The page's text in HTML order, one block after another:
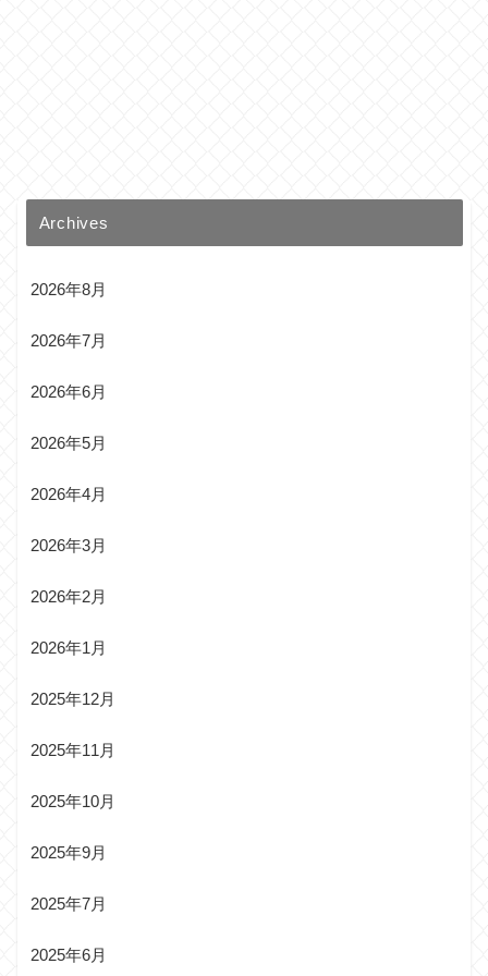
Archives
2026年8月
2026年7月
2026年6月
2026年5月
2026年4月
2026年3月
2026年2月
2026年1月
2025年12月
2025年11月
2025年10月
2025年9月
2025年7月
2025年6月